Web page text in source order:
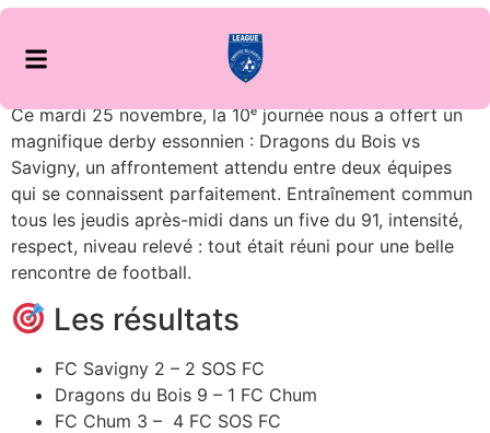
Ce mardi 25 novembre, la 10ᵉ journée nous a offert un
magnifique derby essonnien : Dragons du Bois vs
Savigny, un affrontement attendu entre deux équipes
qui se connaissent parfaitement. Entraînement commun
tous les jeudis après-midi dans un five du 91, intensité,
respect, niveau relevé : tout était réuni pour une belle
rencontre de football.
Les résultats
FC Savigny 2 – 2 SOS FC
Dragons du Bois 9 – 1 FC Chum
FC Chum 3 – 4 FC SOS FC